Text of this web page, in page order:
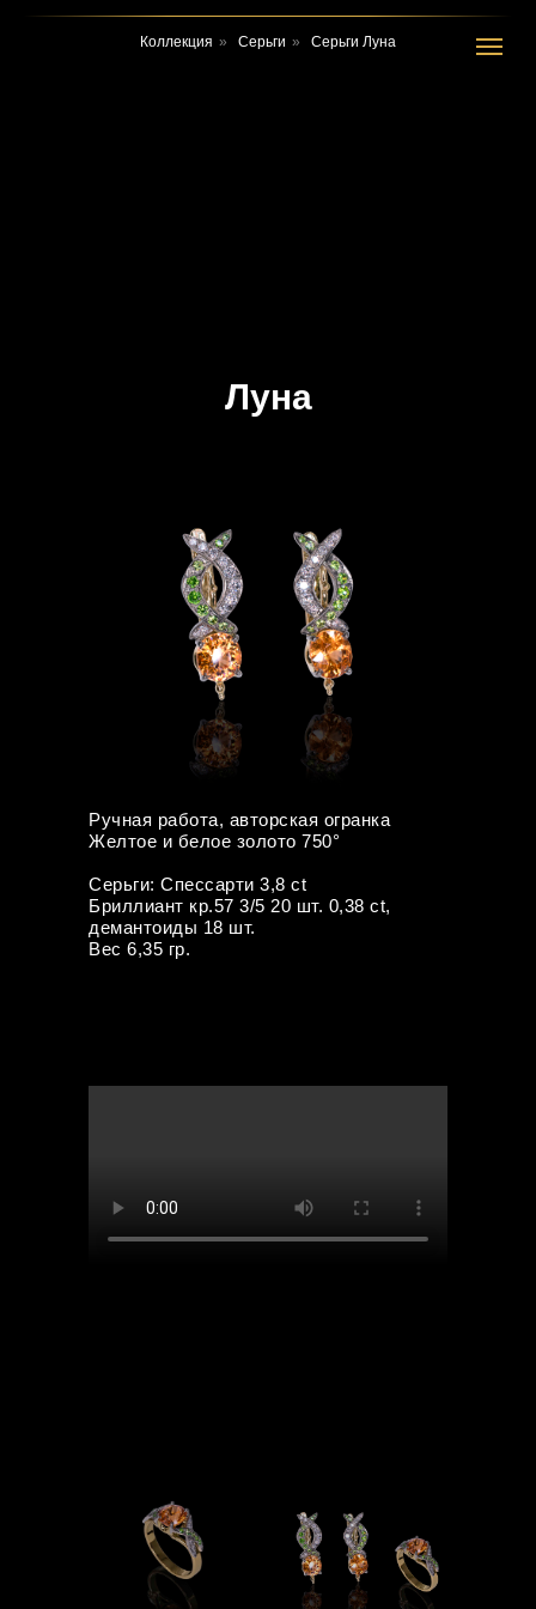
Коллекция » Серьги » Серьги Луна
Луна
Ручная работа, авторская огранка
Желтое и белое золото 750°
Серьги: Спессарти 3,8 ct
Бриллиант кр.57 3/5 20 шт. 0,38 ct,
демантоиды 18 шт.
Вес 6,35 гр.